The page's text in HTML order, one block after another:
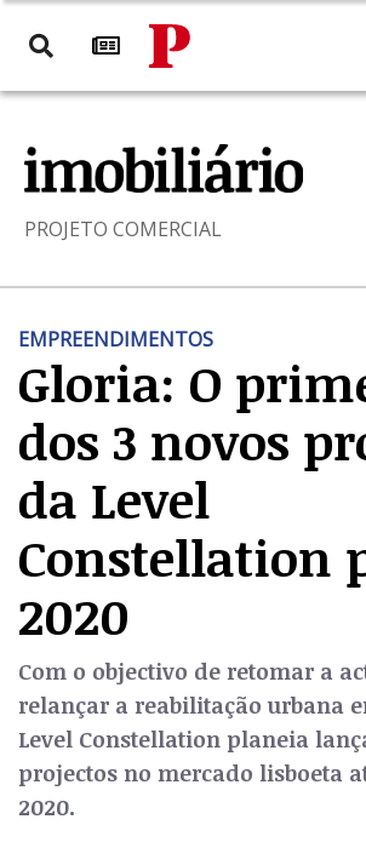
PROJETO COMERCIAL
EMPREENDIMENTOS
Gloria: O
dos 3 novos
da Level
Constellation
2020
Com o objectivo de retomar a
relançar a reabilitação urbana
Level Constellation planeia
projectos no mercado lisboeta
2020.